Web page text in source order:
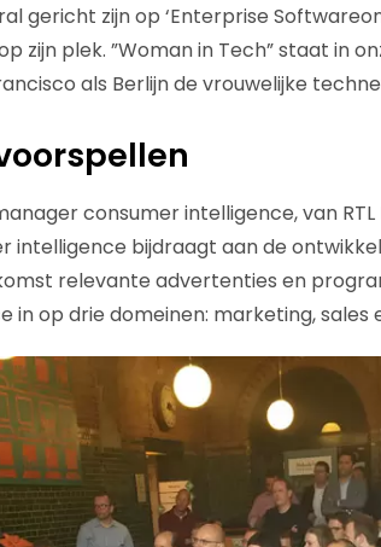
gericht zijn op ‘Enterprise
zijn plek. ”Woman in Tech” staat in
als Berlijn de vrouwelijke
consumer intelligence, van
intelligence bijdraagt aan de
relevante advertenties en
in op drie domeinen: marketing, sales